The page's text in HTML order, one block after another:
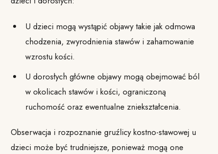
U dzieci mogą wystąpić objawy takie jak odmowa
chodzenia, zwyrodnienia stawów i zahamowanie
wzrostu kości.
U dorosłych główne objawy mogą obejmować ból
w okolicach stawów i kości, ograniczoną
ruchomość oraz ewentualne zniekształcenia.
Obserwacja i rozpoznanie gruźlicy kostno-stawowej u
dzieci może być trudniejsze, ponieważ mogą one